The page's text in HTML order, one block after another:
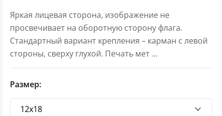
Яркая лицевая сторона, изображение не
просвечивает на оборотную сторону флага.
Стандартный вариант крепления – карман с левой
стороны, сверху глухой. Печать мет ...
Размер: